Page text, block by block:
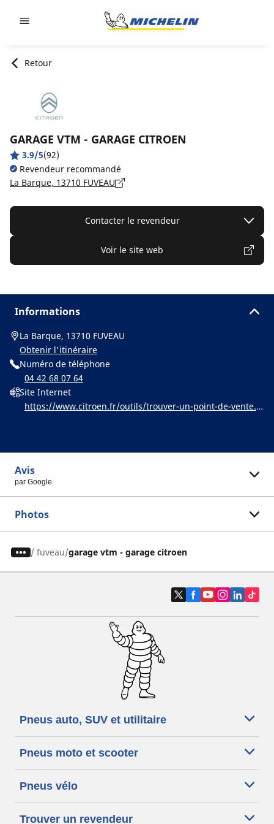
Retour
GARAGE VTM - GARAGE CITROEN
3.9/5(92)
Revendeur recommandé
La Barque, 13710 FUVEAU
Contacter le revendeur
Voir le site web
Informations
La Barque, 13710 FUVEAU
Obtenir l'itinéraire
Numéro de téléphone
04 42 68 07 64
Site Internet
https://www.citroen.fr/outils/trouver-un-point-de-vente.h
Avis
par Google
Photos
/ fuveau garage vtm - garage citroen
Pneus auto, SUV et utilitaire
Pneus moto et scooter
Pneus vélo
Trouver un revendeur